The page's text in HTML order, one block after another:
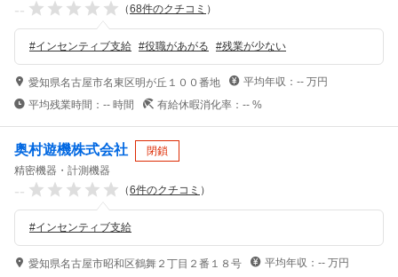
-- （68件のクチコミ ）
#インセンティブ支給 #役職があがる #残業が少ない
愛知県名古屋市名東区明が丘１００番地 平均年収： -- 万円
平均残業時間： -- 時間 有給休暇消化率： -- %
奥村遊機株式会社
閉鎖
精密機器・計測機器
-- （6件のクチコミ ）
#インセンティブ支給
愛知県名古屋市昭和区鶴舞２丁目２番１８号 平均年収： -- 万円